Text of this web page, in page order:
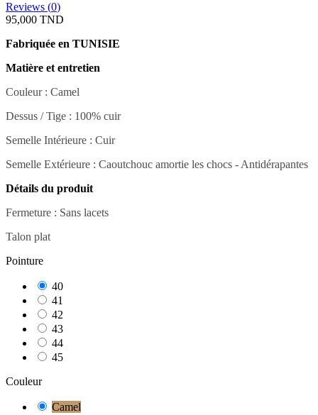
Reviews (0)
95,000 TND
Fabriquée en TUNISIE
Matière et entretien
Couleur : Camel
Dessus / Tige : 100% cuir
Semelle Intérieure : Cuir
Semelle Extérieure : Caoutchouc amortie les chocs - Antidérapantes
Détails du produit
Fermeture : Sans lacets
Talon plat
Pointure
40
41
42
43
44
45
Couleur
Camel